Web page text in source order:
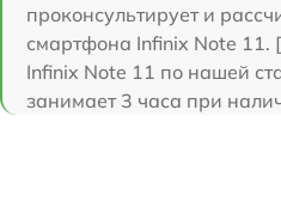
проконсультирует и
смартфона Infinix Note 11.
Infinix Note 11 по нашей
занимает 3 часа при